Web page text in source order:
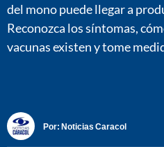
del mono puede llegar a
Reconozca los síntomas,
vacunas existen y tome
Por: Noticias Caracol